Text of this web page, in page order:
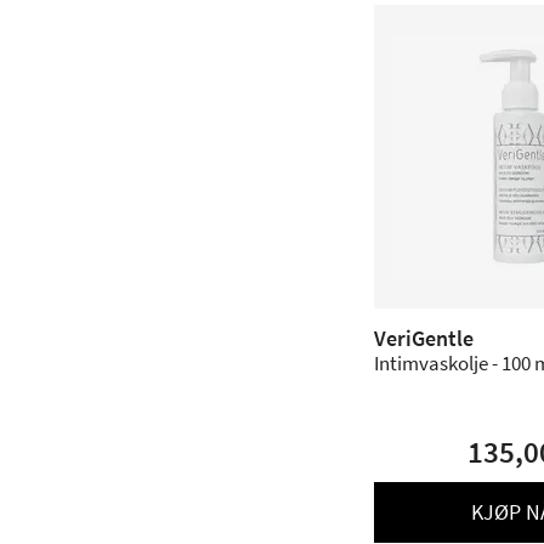
VeriGentle
Intimvaskolje - 100
KJØP